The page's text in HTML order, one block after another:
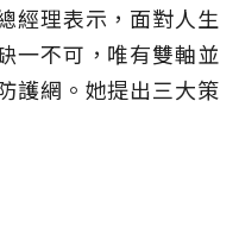
經理表示，面對人生
一不可，唯有雙軸並
護網。她提出三大策